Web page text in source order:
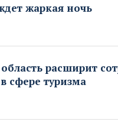
жаркая ночь
расширит
сфере туризма